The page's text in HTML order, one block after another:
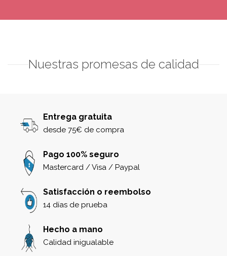
Nuestras promesas de calidad
Entrega gratuita
desde 75€ de compra
Pago 100% seguro
Mastercard / Visa / Paypal
Satisfacción o reembolso
14 días de prueba
Hecho a mano
Calidad inigualable